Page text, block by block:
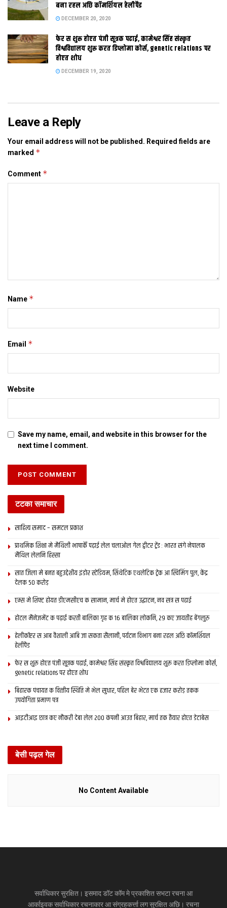
नीतीश कुमार क देन अछि।
नीतीश आ शरद क बीच बढ़ल फासला
एहि कार्यक्रम क उदघाटन जनता दल यूनाइटेड क राष्ट्रीय अध्यक्ष शरद
यादव क हाथ स हेबाक छल, मुदा शरद यादव एहि कार्यक्रम मे नहि एलाह।
पिछला काफी दिन स नीतीश आ शरद यादव क बीच फासला बढि़ रहल अछि।
जेकर शुरुआत महिला आरक्षण बिल कए लकए भेल छल। शरद महिला आरक्षण
कए दूर राखल गेल। हालांकि दूनू पक्ष एखन एहि संबंध मे चुप अछि।
बना रहल अछि कॉमर्शियल हेलीपैड
DECEMBER 20, 2020
फेर स शुरू होएत पंजी सूत्रक पढाई, कामेश्वर सिंह संस्कृत
विश्वविद्यालय शुरू करत डिप्लोमा कोर्स, genetic relations पर
होएत शोध
DECEMBER 19, 2020
Leave a Reply
Your email address will not be published. Required fields are
marked *
Comment *
Name *
Email *
Website
Save my name, email, and website in this browser for the
next time I comment.
टटका समाचार
साहित्य समाद – समटल प्रकाश
प्राथमिक शि‍क्षा मे मैथि‍ली भाषाकेँ पढ़ाई लेल चलाओल गेल ट्वीटर ट्रेंड : भारत संगे नेपालक
मैथिल लेलनि हिस्सा
सात जिला मे बनत बहुउद्देशीय इंडोर स्‍टेडि‍यम, सिंथेटिक एथलेटिक ट्रेक आ स्विमिंग पुल, केंद्र
देलक 50 करोड़
एम्स मे शिफ्ट होयत डीएमसीएच क सामान, मार्च मे होएत उद्घाटन, नव सत्र स पढाई
होटल मैनेजमेंट क पढ़ाई करती बालिका गृह क 16 बालिका लोकनि, 29 कए जायतीह बेंगलुरु
हेलीकॉप्टर स आब वैशाली आबि जा सकता सैलानी, पर्यटन विभाग बना रहल अछि कॉमर्शियल
हेलीपैड
फेर स शुरू होएत पंजी सूत्रक पढाई, कामेश्वर सिंह संस्कृत विश्वविद्यालय शुरू करत डिप्लोमा कोर्स,
genetic relations पर होएत शोध
बिहारक पंचायत क वित्‍तीय स्थिति मे भेल सुधार, पहिल बेर भेटत एक हजार करोड़ तकक
उपयोगिता प्रमाण पत्र
आइटीआइ छात्र कए नौकरी देबा लेल 200 कंपनी आउत बिहार, मार्च तक तैयार होएत डेटाबेस
बेसी पढ़ल गेल
No Content Available
सर्वाधिकार सुरक्षित। इसमाद डॉट कॉम मे प्रकाशित सभटा रचना आ
आर्काइवक सर्वाधिकार रचनाकार आ संग्रहकर्त्ता लग सुरक्षित अछि। रचना